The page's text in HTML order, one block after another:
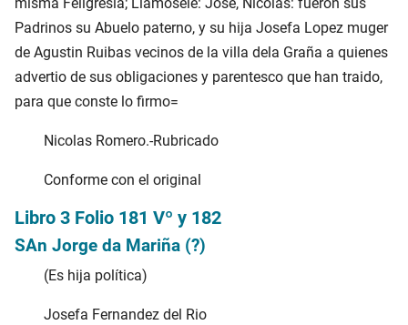
Padrinos su Abuelo paterno, y su hija Josefa Lopez muger
de Agustin Ruibas vecinos de la villa dela Graña a quienes
advertio de sus obligaciones y parentesco que han traido,
para que conste lo firmo=
Nicolas Romero.-Rubricado
Conforme con el original
Libro 3 Folio 181 Vº y 182
SAn Jorge da Mariña (?)
(Es hija política)
Josefa Fernandez del Rio